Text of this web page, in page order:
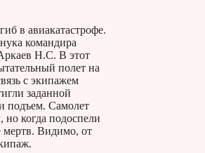
в авиакатастрофе.
командира
Н.С. В этот
полет на
с экипажем
заданной
подъем. Самолет
но когда подоспели
мертв. Видимо, от